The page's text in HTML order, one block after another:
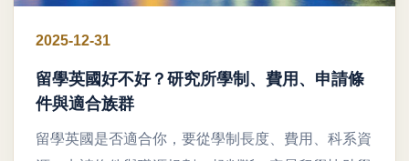
2025-12-31
留學英國好不好？研究所學制、費用、申請條
件與適合族群
留學英國是否適合你，要從學制長度、費用、科系資